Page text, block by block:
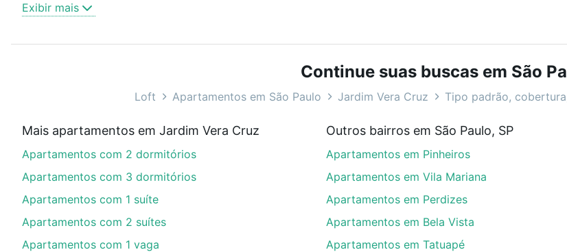
Como escolher um imóvel?
Use barra de busca no topo para pesquisar por ruas, bairros e até condomínios favoritos. Você
ou sem vaga de garagem para combinar perfeitamente com o preço, metragem e comodidades, como
Apartamentos com 2 quartos à venda em Jardim Vera Cruz, São Paulo, SP ideal para você na Loft.
Aqui na Loft temos a oferta ideal para você, com Apartamentos com 2 quartos à venda em Jardim
opções de financiamento imobiliário as parcelas podem se adequar ao seu orçamento. Se ainda tem
veja em nosso portal quanto custa comprar um apartamento e conte com a gente para comprar o
Exibir mais
Continue suas buscas em São
Loft Apartamentos em São Paulo Jardim Vera Cruz Tipo padrão,
Mais apartamentos em Jardim Vera Cruz
Apartamentos com 2 dormitórios
Apartamentos com 3 dormitórios
Apartamentos com 1 suíte
Apartamentos com 2 suítes
Apartamentos com 1 vaga
Outros bairros em São Paulo, SP
Apartamentos em Pinheiros
Apartamentos em Vila Mariana
Apartamentos em Perdizes
Apartamentos em Bela Vista
Apartamentos em Tatuapé